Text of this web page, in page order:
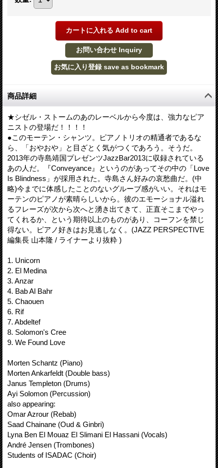
商品詳細
★シゼル・ストームのあのレーベルから今度は、強力なピア
ニストの登場だ！！！！
●このモーテン・シャンツ。ピアノトリオの精通者であるな
ら、「おやおや」と目ざとく気がつくであろう。そうだ。
2013年の寺島靖国プレゼンツJazzBar2013に収録されている
あの人だ。『Conveyance』というのがあってその中の「Love
Is Blindness」が採用された。寺島さん好みの哀愁曲だ。(中
略)今までに体感したことのないグルーブ感がいい。それはモ
ーテンのピアノが素晴らしいから。彼のエモーショナル溢れ
るフレーズが次から次へと湧き出てきて、正直そこまでやっ
てくれるか、という期待以上のものがあり、コーフンを禁じ
得ない。ピアノ好きはお見逃しなく。(JAZZ PERSPECTIVE
編集長 山本隆 / ライナーより抜粋 )
1. Unicorn
2. El Medina
3. Anzar
4. Bab Al Bahr
5. Chaouen
6. Rif
7. Abdeltef
8. Solomon's Cree
9. We Found Love
Morten Schantz (Piano)
Morten Ankarfeldt (Double bass)
Janus Templeton (Drums)
Ayi Solomon (Percussion)
also appearing:
Omar Azrour (Rebab)
Saad Chainane (Oud & Ginbri)
Lyna Ben El Mouaz El Slimani El Hassani (Vocals)
André Jensen (Trombones)
Students of ISADAC (Choir)